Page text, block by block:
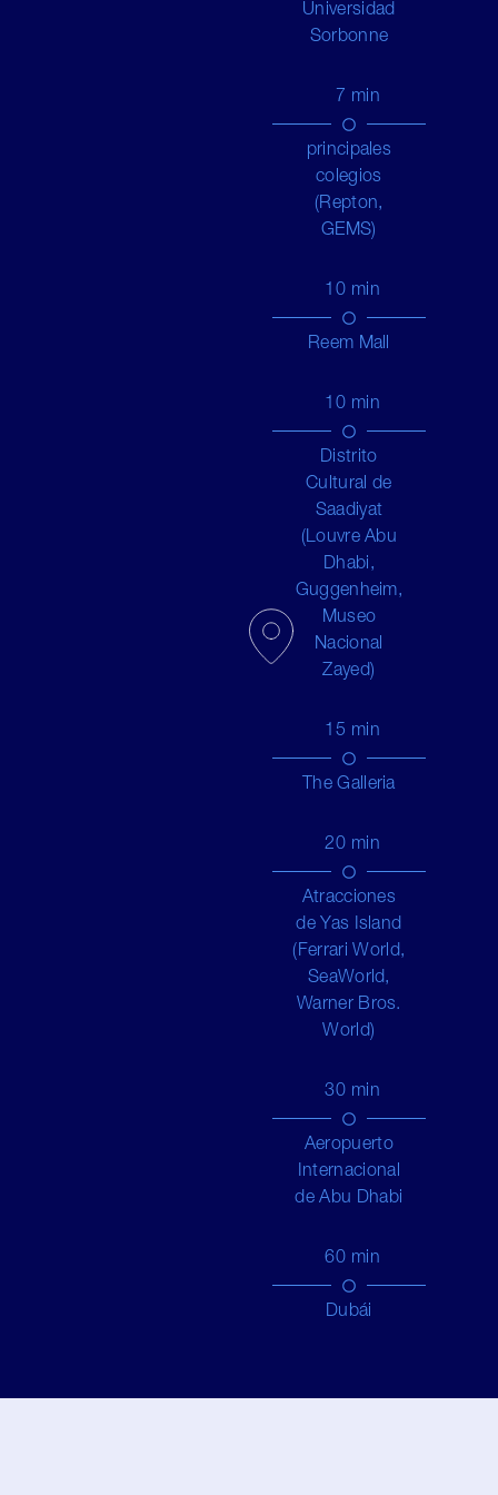
Universidad
Sorbonne
7 min
principales
colegios
(Repton,
GEMS)
10 min
Reem Mall
10 min
Distrito
Cultural de
Saadiyat
(Louvre Abu
Dhabi,
Guggenheim,
Museo
Nacional
Zayed)
15 min
The Galleria
20 min
Atracciones
de Yas Island
(Ferrari World,
SeaWorld,
Warner Bros.
World)
30 min
Aeropuerto
Internacional
de Abu Dhabi
60 min
Dubái